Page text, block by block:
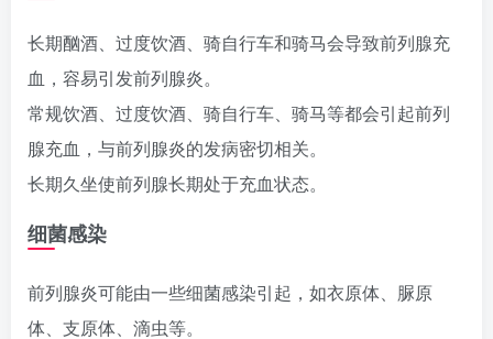
长期酗酒、过度饮酒、骑自行车和骑马会导致前列腺充
血，容易引发前列腺炎。
常规饮酒、过度饮酒、骑自行车、骑马等都会引起前列
腺充血，与前列腺炎的发病密切相关。
长期久坐使前列腺长期处于充血状态。
细菌感染
前列腺炎可能由一些细菌感染引起，如衣原体、脲原
体、支原体、滴虫等。